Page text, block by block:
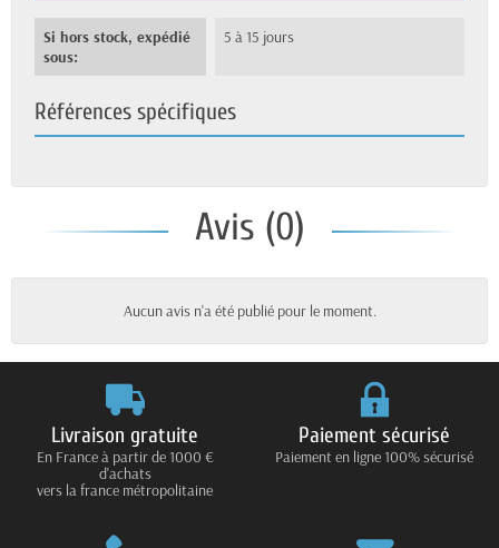
Si hors stock, expédié
sous:
5 à 15 jours
Références spécifiques
Avis (0)
Aucun avis n'a été publié pour le moment.
Livraison gratuite
En France à partir de 1000 €
d'achats
vers la france métropolitaine
Paiement sécurisé
Paiement en ligne 100% sécurisé